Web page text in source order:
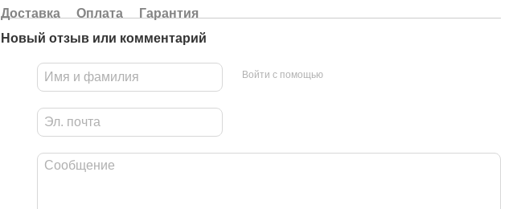
Доставка Оплата
Гарантия
Новый отзыв или комментарий
Войти с помощью